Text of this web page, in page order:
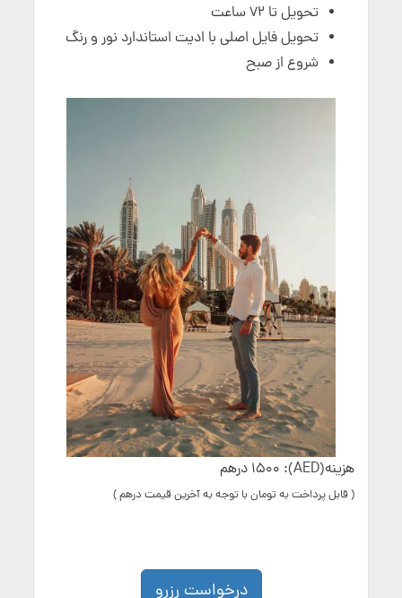
تحویل تا ۷۲ ساعت
تحویل فایل اصلی با ادیت استاندارد نور و رنگ
شروع از صبح
هزینه(AED): 1500 درهم
( قابل پرداخت به تومان با توجه به آخرین قیمت درهم )
درخواست رزرو